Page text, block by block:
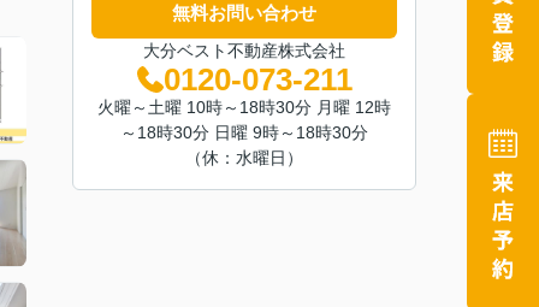
無料お問い合わせ
大分ベスト不動産株式会社
0120-073-211
火曜～土曜 10時～18時30分 月曜 12時
～18時30分 日曜 9時～18時30分
（休：水曜日）